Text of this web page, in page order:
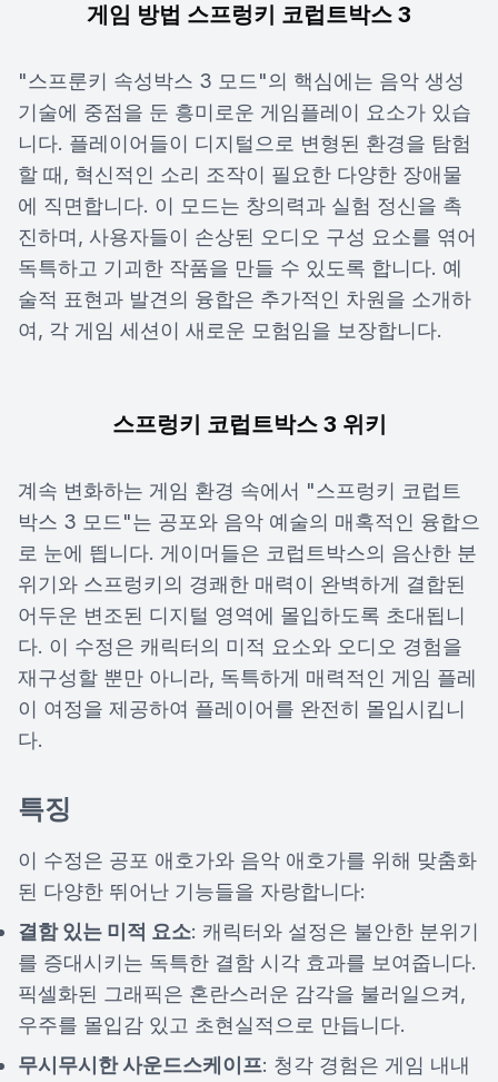
게임 방법 스프렁키 코럽트박스 3
"스프룬키 속성박스 3 모드"의 핵심에는 음악 생성
기술에 중점을 둔 흥미로운 게임플레이 요소가 있습
니다. 플레이어들이 디지털으로 변형된 환경을 탐험
할 때, 혁신적인 소리 조작이 필요한 다양한 장애물
에 직면합니다. 이 모드는 창의력과 실험 정신을 촉
진하며, 사용자들이 손상된 오디오 구성 요소를 엮어
독특하고 기괴한 작품을 만들 수 있도록 합니다. 예
술적 표현과 발견의 융합은 추가적인 차원을 소개하
여, 각 게임 세션이 새로운 모험임을 보장합니다.
스프렁키 코럽트박스 3 위키
계속 변화하는 게임 환경 속에서 "스프렁키 코럽트
박스 3 모드"는 공포와 음악 예술의 매혹적인 융합으
로 눈에 띕니다. 게이머들은 코럽트박스의 음산한 분
위기와 스프렁키의 경쾌한 매력이 완벽하게 결합된
어두운 변조된 디지털 영역에 몰입하도록 초대됩니
다. 이 수정은 캐릭터의 미적 요소와 오디오 경험을
재구성할 뿐만 아니라, 독특하게 매력적인 게임 플레
이 여정을 제공하여 플레이어를 완전히 몰입시킵니
다.
특징
이 수정은 공포 애호가와 음악 애호가를 위해 맞춤화
된 다양한 뛰어난 기능들을 자랑합니다:
결함 있는 미적 요소: 캐릭터와 설정은 불안한 분위기
를 증대시키는 독특한 결함 시각 효과를 보여줍니다.
픽셀화된 그래픽은 혼란스러운 감각을 불러일으켜,
우주를 몰입감 있고 초현실적으로 만듭니다.
무시무시한 사운드스케이프: 청각 경험은 게임 내내